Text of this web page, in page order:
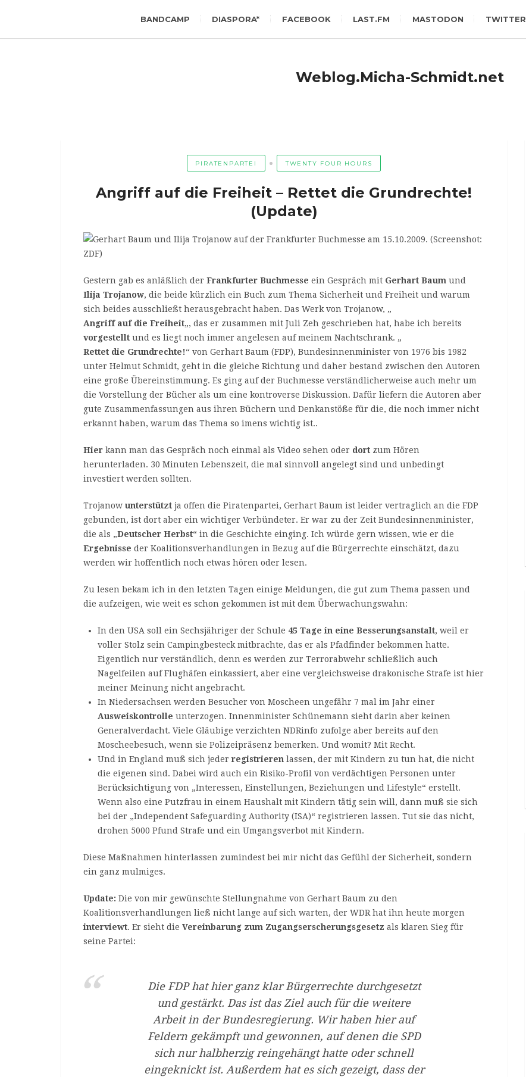
BANDCAMP DIASPORA* FACEBOOK LAST.FM MASTODON TWITTER
Weblog.Micha-Schmidt.net
PIRATENPARTEI TWENTY FOUR HOURS
Angriff auf die Freiheit – Rettet die Grundrechte!
(Update)
Gestern gab es anläßlich der Frankfurter Buchmesse ein Gespräch mit Gerhart Baum und
Ilija Trojanow, die beide kürzlich ein Buch zum Thema Sicherheit und Freiheit und warum
sich beides ausschließt herausgebracht haben. Das Werk von Trojanow, „
Angriff auf die Freiheit„, das er zusammen mit Juli Zeh geschrieben hat, habe ich bereits
vorgestelltund es liegt noch immer angelesen auf meinem Nachtschrank. „
Rettet die Grundrechte!“ von Gerhart Baum (FDP), Bundesinnenminister von 1976 bis 1982
unter Helmut Schmidt, geht in die gleiche Richtung und daher bestand zwischen den Autoren
eine große Übereinstimmung. Es ging auf der Buchmesse verständlicherweise auch mehr um
die Vorstellung der Bücher als um eine kontroverse Diskussion. Dafür liefern die Autoren aber
gute Zusammenfassungen aus ihren Büchern und Denkanstöße für die, die noch immer nicht
erkannt haben, warum das Thema so imens wichtig ist..
Hierkann man das Gespräch noch einmal als Video sehen oder dortzum Hören
herunterladen. 30 Minuten Lebenszeit, die mal sinnvoll angelegt sind und unbedingt
investiert werden sollten.
Trojanow unterstütztja offen die Piratenpartei, Gerhart Baum ist leider vertraglich an die FDP
gebunden, ist dort aber ein wichtiger Verbündeter. Er war zu der Zeit Bundesinnenminister,
die als „Deutscher Herbst“ in die Geschichte einging. Ich würde gern wissen, wie er die
Ergebnisse der Koalitionsverhandlungen in Bezug auf die Bürgerrechte einschätzt, dazu
werden wir hoffentlich noch etwas hören oder lesen.
Zu lesen bekam ich in den letzten Tagen einige Meldungen, die gut zum Thema passen und
die aufzeigen, wie weit es schon gekommen ist mit dem Überwachungswahn:
In den USA soll ein Sechsjähriger der Schule 45 Tage in eine Besserungsanstalt, weil er
voller Stolz sein Campingbesteck mitbrachte, das er als Pfadfinder bekommen hatte.
Eigentlich nur verständlich, denn es werden zur Terrorabwehr schließlich auch
Nagelfeilen auf Flughäfen einkassiert, aber eine vergleichsweise drakonische Strafe ist hier
meiner Meinung nicht angebracht.
In Niedersachsen werden Besucher von Moscheen ungefähr 7 mal im Jahr einer
Ausweiskontrolle unterzogen. Innenminister Schünemann sieht darin aber keinen
Generalverdacht. Viele Gläubige verzichten NDRinfo zufolge aber bereits auf den
Moscheebesuch, wenn sie Polizeipräsenz bemerken. Und womit? Mit Recht.
Und in England muß sich jeder registrieren lassen, der mit Kindern zu tun hat, die nicht
die eigenen sind. Dabei wird auch ein Risiko-Profil von verdächtigen Personen unter
Berücksichtigung von „Interessen, Einstellungen, Beziehungen und Lifestyle“ erstellt.
Wenn also eine Putzfrau in einem Haushalt mit Kindern tätig sein will, dann muß sie sich
bei der „Independent Safeguarding Authority (ISA)“ registrieren lassen. Tut sie das nicht,
drohen 5000 Pfund Strafe und ein Umgangsverbot mit Kindern.
Diese Maßnahmen hinterlassen zumindest bei mir nicht das Gefühl der Sicherheit, sondern
ein ganz mulmiges.
Update: Die von mir gewünschte Stellungnahme von Gerhart Baum zu den
Koalitionsverhandlungen ließ nicht lange auf sich warten, der WDR hat ihn heute morgen
interviewt. Er sieht die Vereinbarung zum Zugangserscherungsgesetz als klaren Sieg für
seine Partei:
Die FDP hat hier ganz klar Bürgerrechte durchgesetzt
und gestärkt. Das ist das Ziel auch für die weitere
Arbeit in der Bundesregierung. Wir haben hier auf
Feldern gekämpft und gewonnen, auf denen die SPD
sich nur halbherzig reingehängt hatte oder schnell
eingeknickt ist. Außerdem hat es sich gezeigt, dass der